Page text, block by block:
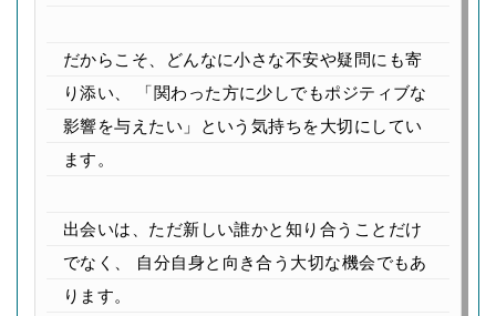
だからこそ、どんなに小さな不安や疑問にも寄
り添い、
「関わった方に少しでもポジティブな
影響を与えたい」という気持ちを大切にしてい
ます。
出会いは、ただ新しい誰かと知り合うことだけ
でなく、
自分自身と向き合う大切な機会でもあ
ります。